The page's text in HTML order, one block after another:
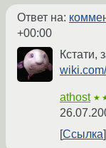
Ответ на:
+00:00
Кстати,
athost
Ссылка